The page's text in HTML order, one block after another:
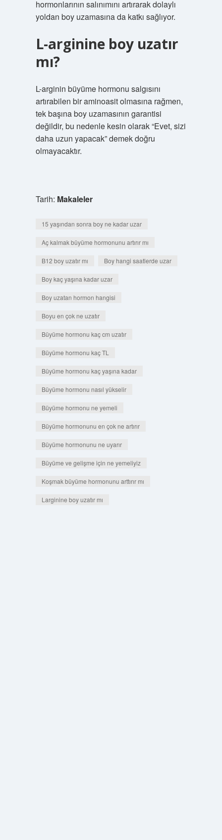
hormonlarının salınımını artırarak dolaylı
yoldan boy uzamasına da katkı sağlıyor.
L-arginine boy uzatır
mı?
L-arginin büyüme hormonu salgısını
artırabilen bir aminoasit olmasına rağmen,
tek başına boy uzamasının garantisi
değildir, bu nedenle kesin olarak “Evet, sizi
daha uzun yapacak” demek doğru
olmayacaktır.
Tarih: Makaleler
15 yaşından sonra boy ne kadar uzar
Aç kalmak büyüme hormonunu artırır mı
B12 boy uzatır mı Boy hangi saatlerde uzar
Boy kaç yaşına kadar uzar
Boy uzatan hormon hangisi
Boyu en çok ne uzatır
Büyüme hormonu kaç cm uzatır
Büyüme hormonu kaç TL
Büyüme hormonu kaç yaşına kadar
Büyüme hormonu nasıl yükselir
Büyüme hormonu ne yemeli
Büyüme hormonunu en çok ne artırır
Büyüme hormonunu ne uyarır
Büyüme ve gelişme için ne yemeliyiz
Koşmak büyüme hormonunu arttırır mı
Larginine boy uzatır mı